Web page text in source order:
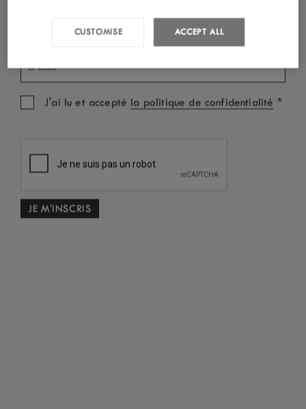
J'ai lu et accepté la politique de confidentialité *
ACCEPT ALL
CUSTOMISE